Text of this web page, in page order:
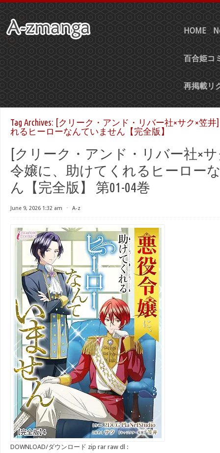
HOME
百合姫コ
再掲載リ
Tag Archives: [クリーク・アンド・リバー社×サク×笠
れるヒーローなんていません【完全版】
[クリーク・アンド・リバー社×
令嬢に、助けてくれるヒーロー
ん【完全版】 第01-04巻
June 9, 2026 1:32 am ⋅ A-z
DOWNLOAD/ダウンロード zip rar raw dl :